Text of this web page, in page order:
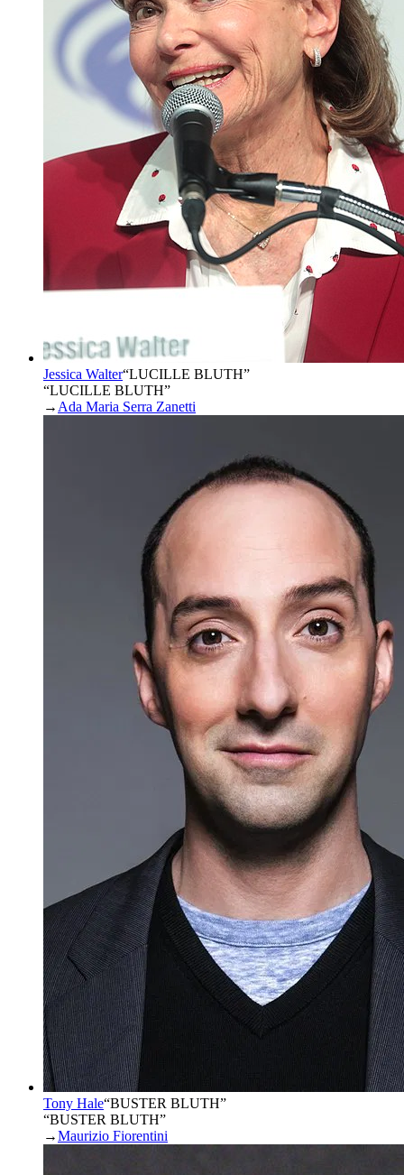
Jessica Walter“LUCILLE BLUTH”
“LUCILLE BLUTH”
→ Ada Maria Serra Zanetti
Tony Hale“BUSTER BLUTH”
“BUSTER BLUTH”
→Maurizio Fiorentini